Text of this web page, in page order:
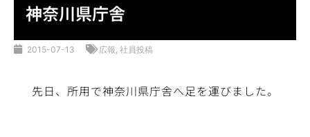
神奈川県庁舎
2015-07-13 広報, 社員投稿
先日、所用で神奈川県庁舎へ足を運びました。